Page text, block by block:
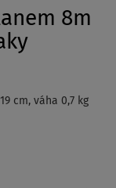
8m
cm, váha 0,7 kg